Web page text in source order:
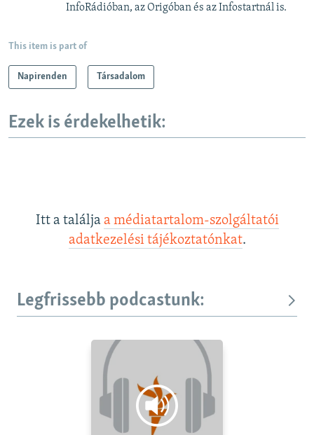
InfoRádióban, az Origóban és az Infostartnál is.
This item is part of
Napirenden Társadalom
Ezek is érdekelhetik:
Itt a találja a médiatartalom-szolgáltatói
adatkezelési tájékoztatónkat.
Legfrissebb podcastunk: